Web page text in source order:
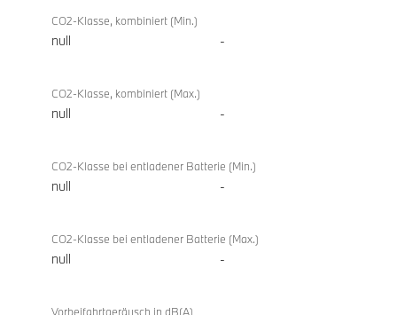
CO2-Klasse, kombiniert (Min.)
null -
CO2-Klasse, kombiniert (Max.)
null -
CO2-Klasse bei entladener Batterie (Min.)
null -
CO2-Klasse bei entladener Batterie (Max.)
null -
Vorbeifahrtgeräusch in dB(A)